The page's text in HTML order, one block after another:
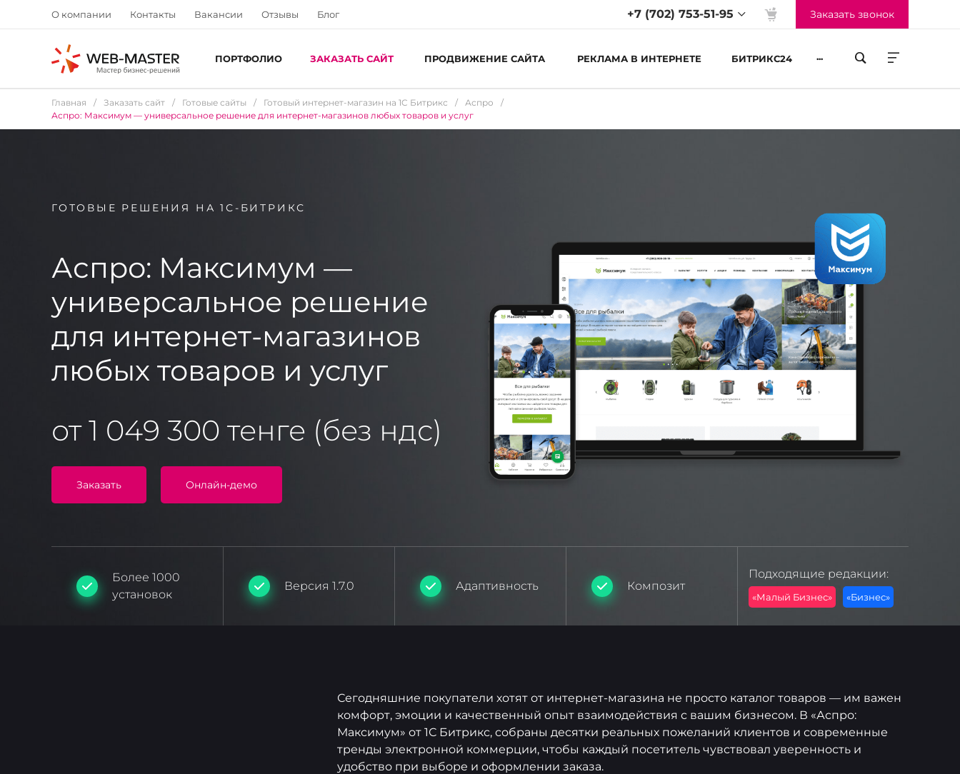
О компании Контакты Вакансии Отзывы Блог +7 (702) 753-51-95 Заказать звонок
ПОРТФОЛИО ЗАКАЗАТЬ САЙТ ПРОДВИЖЕНИЕ САЙТА РЕКЛАМА В ИНТЕРНЕТЕ БИТРИКС24 ...
Главная / Заказать сайт / Готовые сайты / Готовый интернет-магазин на 1C Битрикс / Аспро
/
Аспро: Максимум — универсальное решение для интернет-магазинов любых товаров и услуг
ГОТОВЫЕ РЕШЕНИЯ НА 1С-БИТРИКС
Аспро: Максимум —
универсальное решение
для интернет-магазинов
любых товаров и услуг
от 1 049 300 тенге (без ндс)
Заказать Онлайн-демо
Более 1000
установок
Версия 1.7.0 Адаптивность Композит
Подходящие редакции:
«Малый Бизнес» «Бизнес»
Сегодняшние покупатели хотят от интернет-магазина не просто каталог товаров — им важен
комфорт, эмоции и качественный опыт взаимодействия с вашим бизнесом. В «Аспро:
Максимум» от 1С Битрикс, собраны десятки реальных пожеланий клиентов и современные
тренды электронной коммерции, чтобы каждый посетитель чувствовал уверенность и
удобство при выборе и оформлении заказа.